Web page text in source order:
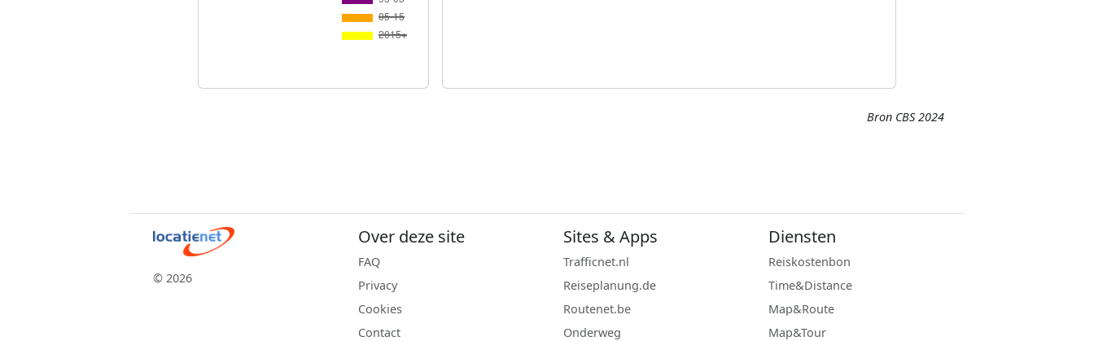
Bron CBS 2024
© 2026
Over deze site
FAQ
Privacy
Cookies
Contact
Sites & Apps
Trafficnet.nl
Reiseplanung.de
Routenet.be
Onderweg
Diensten
Reiskostenbon
Time&Distance
Map&Route
Map&Tour